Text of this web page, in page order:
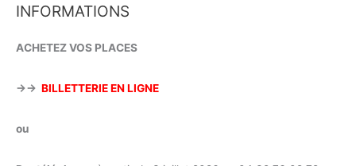
INFORMATIONS
ACHETEZ VOS PLACES
→→ BILLETTERIE EN LIGNE
ou